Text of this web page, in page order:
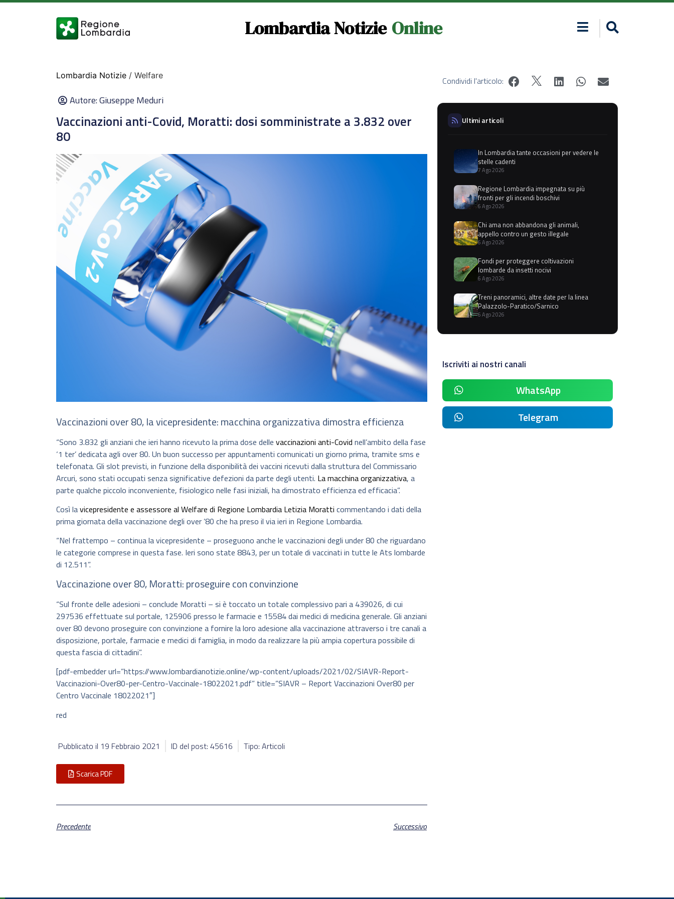
Lombardia Notizie Online
Lombardia Notizie / Welfare
Autore:Giuseppe Meduri
Vaccinazioni anti-Covid, Moratti: dosi somministrate a 3.832 over
80
Vaccinazioni over 80, la vicepresidente: macchina organizzativa dimostra efficienza
“Sono 3.832 gli anziani che ieri hanno ricevuto la prima dose delle vaccinazioni anti-Covid nell’ambito della fase
‘1 ter’ dedicata agli over 80. Un buon successo per appuntamenti comunicati un giorno prima, tramite sms e
telefonata. Gli slot previsti, in funzione della disponibilità dei vaccini ricevuti dalla struttura del Commissario
Arcuri, sono stati occupati senza significative defezioni da parte degli utenti. La macchina organizzativa, a
parte qualche piccolo inconveniente, fisiologico nelle fasi iniziali, ha dimostrato efficienza ed efficacia”.
Così lavicepresidente e assessore al Welfare di Regione Lombardia Letizia Moratti commentando i dati della
prima giornata della vaccinazione degli over ’80 che ha preso il via ieri in Regione Lombardia.
“Nel frattempo – continua la vicepresidente – proseguono anche le vaccinazioni degli under 80 che riguardano
le categorie comprese in questa fase. Ieri sono state 8843, per un totale di vaccinati in tutte le Ats lombarde
di 12.511”.
Vaccinazione over 80, Moratti: proseguire con convinzione
“Sul fronte delle adesioni – conclude Moratti – si è toccato un totale complessivo pari a 439026, di cui
297536 effettuate sul portale, 125906 presso le farmacie e 15584 dai medici di medicina generale. Gli anziani
over 80 devono proseguire con convinzione a fornire la loro adesione alla vaccinazione attraverso i tre canali a
disposizione, portale, farmacie e medici di famiglia, in modo da realizzare la più ampia copertura possibile di
questa fascia di cittadini”.
[pdf-embedder url=”https://www.lombardianotizie.online/wp-content/uploads/2021/02/SIAVR-Report-
Vaccinazioni-Over80-per-Centro-Vaccinale-18022021.pdf” title=”SIAVR – Report Vaccinazioni Over80 per
Centro Vaccinale 18022021″]
red
Pubblicato il 19 Febbraio 2021 ID del post: 45616 Tipo: Articoli
Scarica PDF
Precedente Successivo
Condividi l'articolo:
Ultimi articoli
In Lombardia tante occasioni per vedere le
stelle cadenti
7 Ago 2026
Regione Lombardia impegnata su più
fronti per gli incendi boschivi
6 Ago 2026
Chi ama non abbandona gli animali,
appello contro un gesto illegale
6 Ago 2026
Fondi per proteggere coltivazioni
lombarde da insetti nocivi
6 Ago 2026
Treni panoramici, altre date per la linea
Palazzolo-Paratico/Sarnico
6 Ago 2026
Iscriviti ai nostri canali
WhatsApp
Telegram